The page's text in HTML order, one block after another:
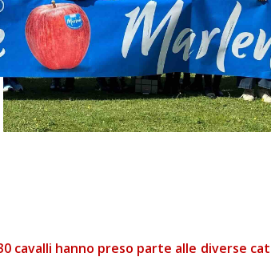
cavalli hanno preso parte alle diverse